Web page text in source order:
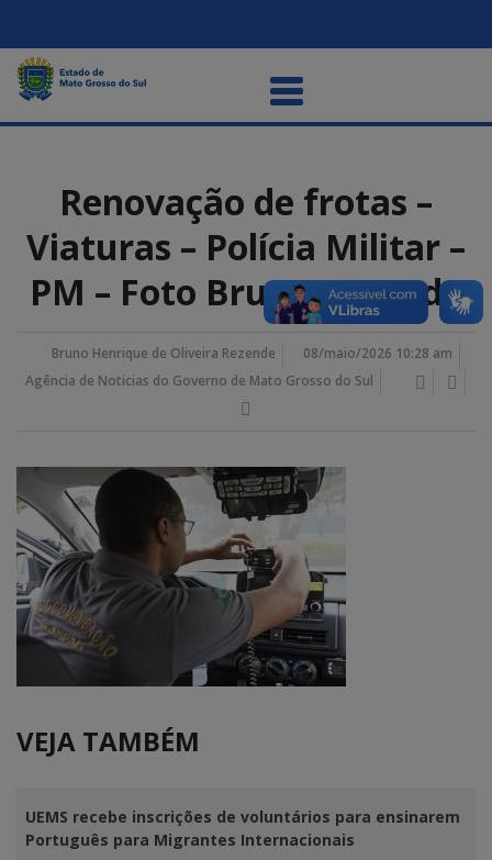
Renovação de frotas –
Viaturas – Polícia Militar –
PM – Foto Bruno Rezende
Bruno Henrique de Oliveira Rezende
08/maio/2026 10:28 am
Agência de Noticias do Governo de Mato Grosso do Sul
VEJA TAMBÉM
UEMS recebe inscrições de voluntários para ensinarem
Português para Migrantes Internacionais